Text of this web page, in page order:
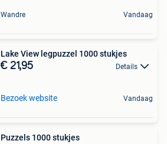
Wandre Vandaag
Lake View legpuzzel 1000 stukjes
€ 21,95 Details
Bezoek website Vandaag
Puzzels 1000 stukjes